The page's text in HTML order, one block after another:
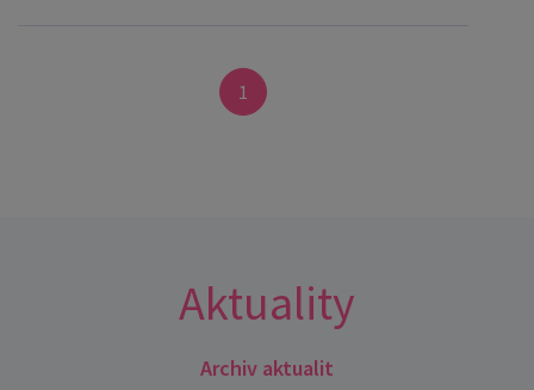
1
Aktuality
Archiv aktualit